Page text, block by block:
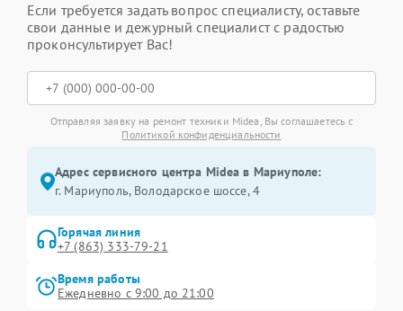
Если требуется задать вопрос специалисту, оставьте
свои данные и дежурный специалист с радостью
проконсультирует Вас!
Отправляя заявку на ремонт техники Midea, Вы соглашаетесь с
Политикой конфиденциальности
Адрес сервисного центра Midea в Мариуполе:
г. Мариуполь, Володарское шоссе, 4
Горячая линия
+7 (863) 333-79-21
Время работы
Ежедневно с 9:00 до 21:00